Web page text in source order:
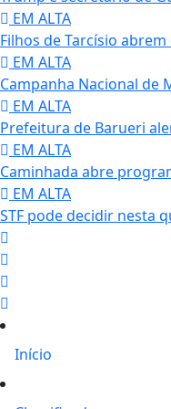
EM ALTA
Filhos de Tarcísio
EM ALTA
Campanha Nacional de
EM ALTA
Prefeitura de Barueri
EM ALTA
Caminhada abre
EM ALTA
STF pode decidir nesta
Início